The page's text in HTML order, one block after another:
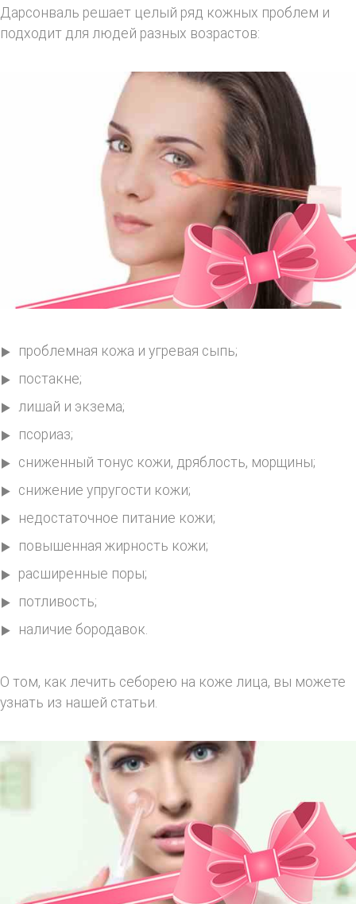
Дарсонваль решает целый ряд кожных проблем и
подходит для людей разных возрастов:
проблемная кожа и угревая сыпь;
постакне;
лишай и экзема;
псориаз;
сниженный тонус кожи, дряблость, морщины;
снижение упругости кожи;
недостаточное питание кожи;
повышенная жирность кожи;
расширенные поры;
потливость;
наличие бородавок.
О том, как лечить себорею на коже лица, вы можете
узнать из нашей статьи.